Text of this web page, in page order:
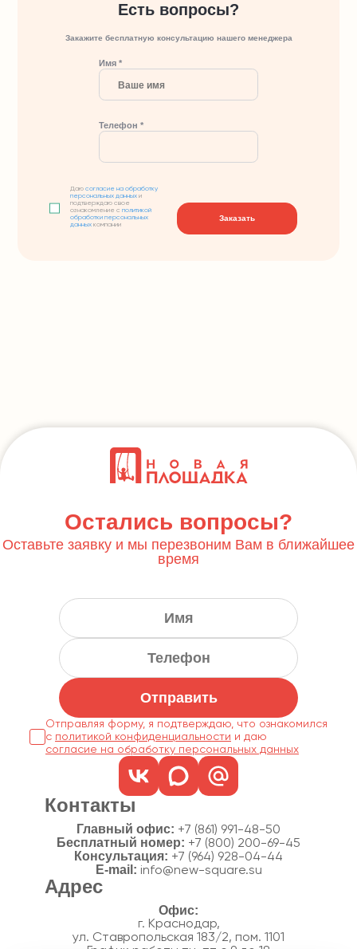
Есть вопросы?
Закажите бесплатную консультацию нашего менеджера
Имя *
Телефон *
Даюсогласие на обработку
персональных данных и
подтверждаю свое
ознакомление сполитикой
обработки персональных
данных компании
Заказать
Остались вопросы?
Оставьте заявку и мы перезвоним Вам в ближайшее
время
Отправить
Отправляя форму, я подтверждаю, что ознакомился
с политикой конфиденциальности
согласие на обработку персональных данных
Контакты
Главный офис: +7 (861) 991-48-50
Бесплатный номер: +7 (800) 200-69-45
Консультация: +7 (964) 928-04-44
E-mail: info@new-square.su
Адрес
г. Краснодар,
ул. Ставропольская 183/2, пом. 1101